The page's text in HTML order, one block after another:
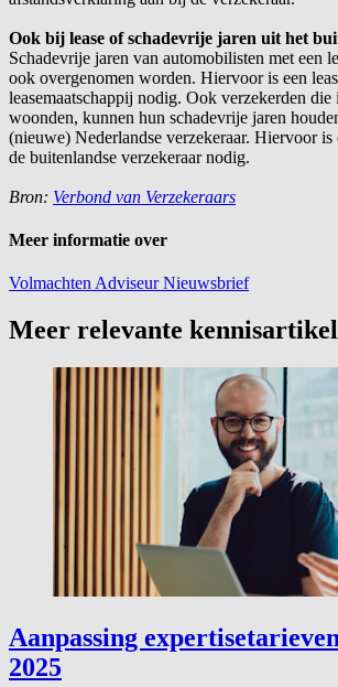
Ook bij lease of schadevrije jaren uit het
Schadevrije jaren van automobilisten met een
ook overgenomen worden. Hiervoor is een
leasemaatschappij nodig. Ook verzekerden die
woonden, kunnen hun schadevrije jaren
(nieuwe) Nederlandse verzekeraar. Hiervoor
de buitenlandse verzekeraar nodig.
Bron: Verbond van Verzekeraars
Meer informatie over
VolmachtenAdviseurNieuwsbrief
Meer relevante
Aanpassing
2025